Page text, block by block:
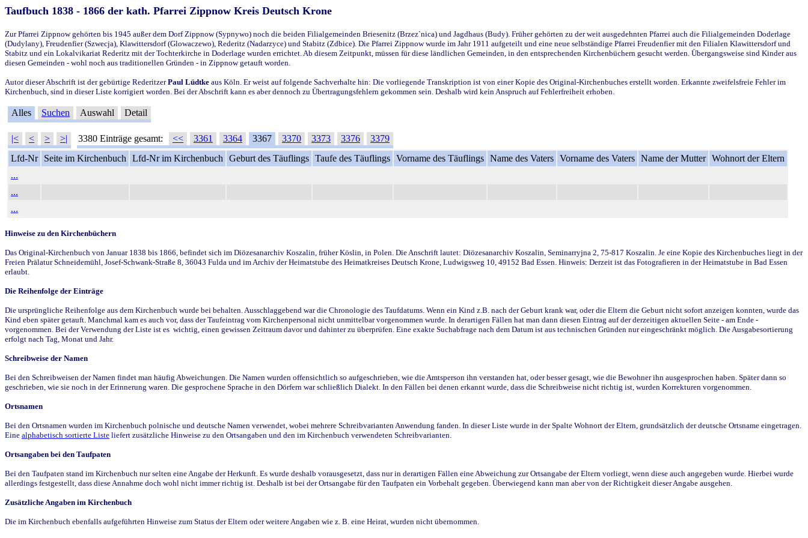
Taufbuch 1838 - 1866 der kath. Pfarrei Zippnow Kreis Deutsch Krone
Zur Pfarrei Zippnow gehörten bis 1945 außer dem Dorf Zippnow (Sypnywo) noch die beiden Filialgemeinden Briesenitz (Brzez`nica) und Jagdhaus (Budy). Früher gehörten zu der weit ausgedehnten Pfarrei auch die Filialgemeinden Doderlage
(Dudylany), Freudenfier (Szwecja), Klawittersdorf (Glowaczewo), Rederitz (Nadarzyce) und Stabitz (Zdbice). Die Pfarrei Zippnow wurde im Jahr 1911 aufgeteilt und eine neue selbständige Pfarrei Freudenfier mit den Filialen Klawittersdorf und
Stabitz und ein Lokalvikariat Rederitz mit der Tochterkirche in Doderlage wurden errichtet. Ab diesem Zeitpunkt, müssen für diese ländlichen Gemeinden, in den entsprechenden Kirchenbüchern gesucht werden. Übergangsweise sind Kinder aus
diesen Gemeinden - wohl noch aus traditionellen Gründen - in Zippnow getauft worden.
Autor dieser Abschrift ist der gebürtige RederitzerPaul Lüdtke aus Köln. Er weist auf folgende Sachverhalte hin: Die vorliegende Transkription ist von einer Kopie des Original-Kirchenbuches erstellt worden. Erkannte zweifelsfreie Fehler im
Kirchenbuch, sind in dieser Liste korrigiert worden. Bei der Abschrift kann es aber dennoch zu Übertragungsfehlern gekommen sein. Deshalb wird kein Anspruch auf Fehlerfreiheit erhoben.
Alles Suchen Auswahl Detail
|< < > >| 3380 Einträge gesamt: << 3361 3364 3367 3370 3373 3376
3379
Lfd-Nr
Seite im Kirchenbuch Lfd-Nr im Kirchenbuch Geburt des Täuflings Taufe des Täuflings Vorname des Täuflings Name des Vaters Vorname des Vaters Name der Mutter Wohnort der Eltern
...
...
...
Hinweise zu den Kirchenbüchern
Das Original-Kirchenbuch von Januar 1838 bis 1866, befindet sich im Diözesanarchiv Koszalin, früher Köslin, in Polen. Die Anschrift lautet: Diözesanarchiv Koszalin, Seminarryjna 2, 75-817 Koszalin. Je eine Kopie des Kirchenbuches liegt in der
Freien Prälatur Schneidemühl, Josef-Schwank-Straße 8, 36043 Fulda und im Archiv der Heimatstube des Heimatkreises Deutsch Krone, Ludwigsweg 10, 49152 Bad Essen. Hinweis: Derzeit ist das Fotografieren in der Heimatstube in Bad Essen
erlaubt.
Die Reihenfolge der Einträge
Die ursprüngliche Reihenfolge aus dem Kirchenbuch wurde bei behalten. Ausschlaggebend war die Chronologie des Taufdatums. Wenn ein Kind z.B. nach der Geburt krank war, oder die Eltern die Geburt nicht sofort anzeigen konnten, wurde das
Kind eben später getauft. Manchmal kam es auch vor, dass der Taufeintrag vom Kirchenpersonal nicht unmittelbar vorgenommen wurde. In derartigen Fällen hat man dann diesen Eintrag auf der derzeitigen aktuellen Seite - am Ende -
vorgenommen. Bei der Verwendung der Liste ist es wichtig, einen gewissen Zeitraum davor und dahinter zu überprüfen. Eine exakte Suchabfrage nach dem Datum ist aus technischen Gründen nur eingeschränkt möglich. Die Ausgabesortierung
erfolgt nach Tag, Monat und Jahr.
Schreibweise der Namen
Bei den Schreibweisen der Namen findet man häufig Abweichungen. Die Namen wurden offensichtlich so aufgeschrieben, wie die Amtsperson ihn verstanden hat, oder besser gesagt, wie die Bewohner ihn ausgesprochen haben. Später dann so
geschrieben, wie sie noch in der Erinnerung waren. Die gesprochene Sprache in den Dörfern war schließlich Dialekt. In den Fällen bei denen erkannt wurde, dass die Schreibweise nicht richtig ist, wurden Korrekturen vorgenommen.
Ortsnamen
Bei den Ortsnamen wurden im Kirchenbuch polnische und deutsche Namen verwendet, wobei mehrere Schreibvarianten Anwendung fanden. In dieser Liste wurde in der Spalte Wohnort der Eltern, grundsätzlich der deutsche Ortsname eingetragen.
Eine alphabetisch sortierte Liste liefert zusätzliche Hinweise zu den Ortsangaben und den im Kirchenbuch verwendeten Schreibvarianten.
Ortsangaben bei den Taufpaten
Bei den Taufpaten stand im Kirchenbuch nur selten eine Angabe der Herkunft. Es wurde deshalb vorausgesetzt, dass nur in derartigen Fällen eine Abweichung zur Ortsangabe der Eltern vorliegt, wenn diese auch angegeben wurde. Hierbei wurde
allerdings festgestellt, dass diese Annahme doch wohl nicht immer richtig ist. Deshalb ist bei der Ortsangabe für den Taufpaten ein Vorbehalt gegeben. Überwiegend kann man aber von der Richtigkeit dieser Angabe ausgehen.
Zusätzliche Angaben im Kirchenbuch
Die im Kirchenbuch ebenfalls aufgeführten Hinweise zum Status der Eltern oder weitere Angaben wie z. B. eine Heirat, wurden nicht übernommen.